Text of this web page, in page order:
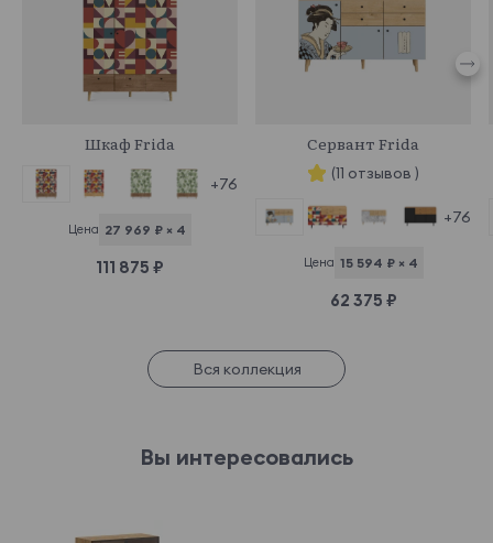
Шкаф Frida
+76
Цена 27 969 ₽ × 4
111 875 ₽
Сервант Frida
(11 отзывов )
+76
Цена 15 594 ₽ × 4
62 375 ₽
Вся коллекция
Вы интересовались